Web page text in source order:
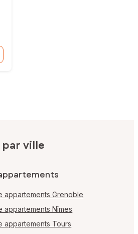
ville
appartements Grenoble
appartements Nîmes
appartements Tours